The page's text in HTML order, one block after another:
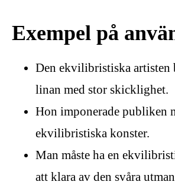
Exempel på
Den ekvilibristiska artisten
linan med stor skicklighet.
Hon imponerade publiken
ekvilibristiska konster.
Man måste ha en
att klara av den svåra